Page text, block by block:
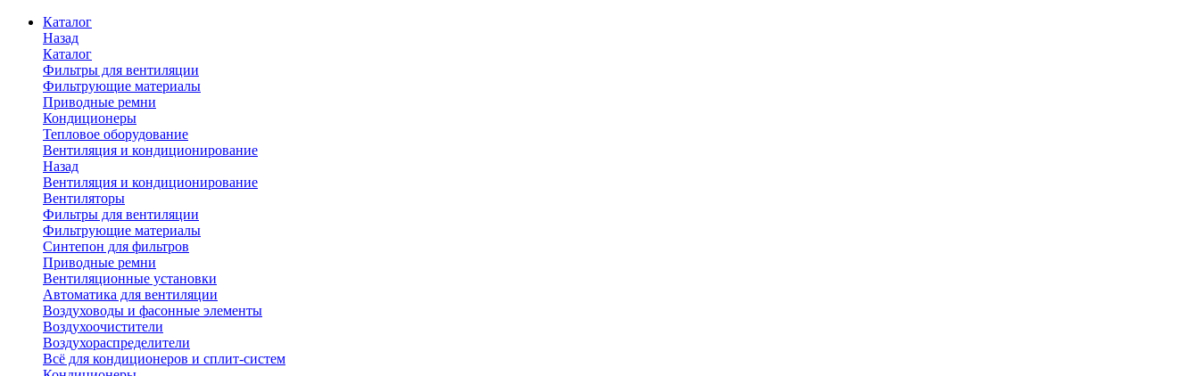
Каталог
Назад
Каталог
Фильтры для вентиляции
Фильтрующие материалы
Приводные ремни
Кондиционеры
Тепловое оборудование
Вентиляция и кондиционирование
Назад
Вентиляция и кондиционирование
Вентиляторы
Фильтры для вентиляции
Фильтрующие материалы
Синтепон для фильтров
Приводные ремни
Вентиляционные установки
Автоматика для вентиляции
Воздуховоды и фасонные элементы
Воздухоочистители
Воздухораспределители
Всё для кондиционеров и сплит-систем